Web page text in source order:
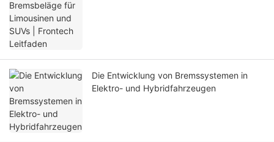
Die Entwicklung von Bremssystemen in
Elektro- und Hybridfahrzeugen